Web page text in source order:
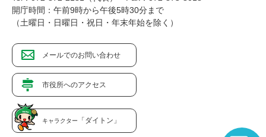
開庁時間：午前9時から午後5時30分まで
（土曜日・日曜日・祝日・年末年始を除く）
メールでのお問い合わせ
市役所へのアクセス
キャラクター 「ダイトン」